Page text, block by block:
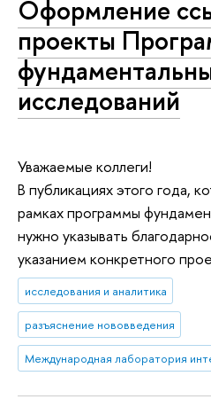
Оформление
проекты
исследований
Уважаемые коллеги!
В публикациях этого года,
рамках программы
нужно указывать
указанием конкретного
исследования и аналитика
разъяснение нововведения